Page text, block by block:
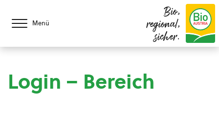
Menü
Bio,
regional,
sicher.
Login – Bereich